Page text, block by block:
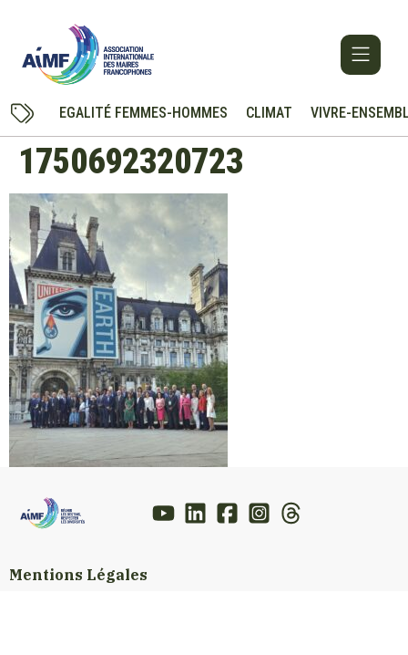
EGALITÉ FEMMES-HOMMES CLIMAT VIVRE-
1750692320723
Mentions Légales